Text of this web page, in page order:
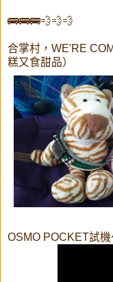
🚌🚌🚌💨💨💨
合掌村，WE'RE
糕又食甜品）
OSMO POCKET試機